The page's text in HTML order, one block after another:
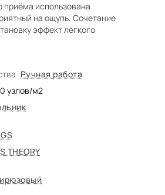
приёма использована
на ощупь. Сочетание
эффект лёгкого
Ручная работа
узлов/м2
THEORY